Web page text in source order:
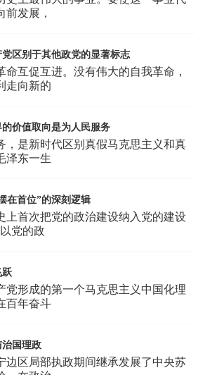
前发展，
区别于其他政党的显著标志
命互促互进。没有伟大的自我革命，
走向新的
价值取向是为人民服务
，是新时代区别真假马克思主义和真
泽东一生
在首位”的深刻逻辑
上首次把党的政治建设纳入党的建设
党的政
跃
党形成的第一个马克思主义中国化理
百年奋斗
国理政
边区局部执政期间继承发展了中央苏